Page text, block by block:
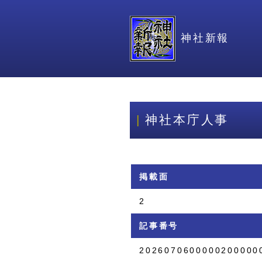
神社新報
神社本庁人事
掲載面
2
記事番号